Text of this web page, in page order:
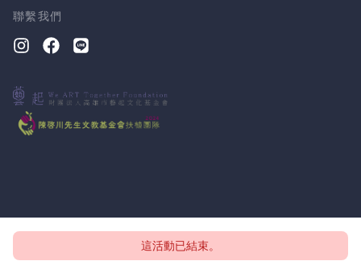
這活動已結束。
聯繫我們
版權所有 © 2026, CloudTheatre Sdn. Bhd.